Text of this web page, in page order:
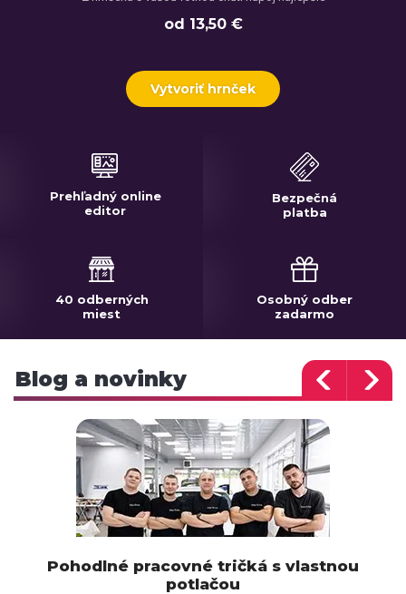
od 13,50 €
Vytvoriť hrnček
Prehľadný online
editor
Bezpečná
platba
40 odberných
miest
Osobný odber
zadarmo
Blog a novinky
Pohodlné pracovné tričká s vlastnou
potlačou